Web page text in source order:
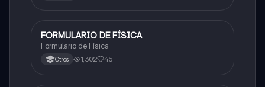
Física
FORMULARIO DE FÍSICA
Formulario de Física
Otros 1,302 45